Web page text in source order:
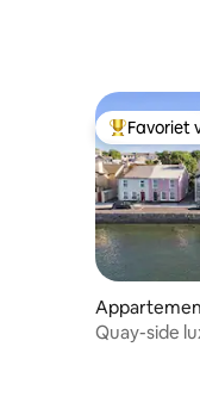
Favoriet
Quay-side